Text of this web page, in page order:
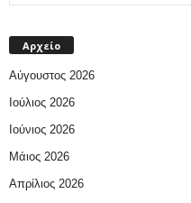
Αρχείο
Αύγουστος 2026
Ιούλιος 2026
Ιούνιος 2026
Μάιος 2026
Απρίλιος 2026